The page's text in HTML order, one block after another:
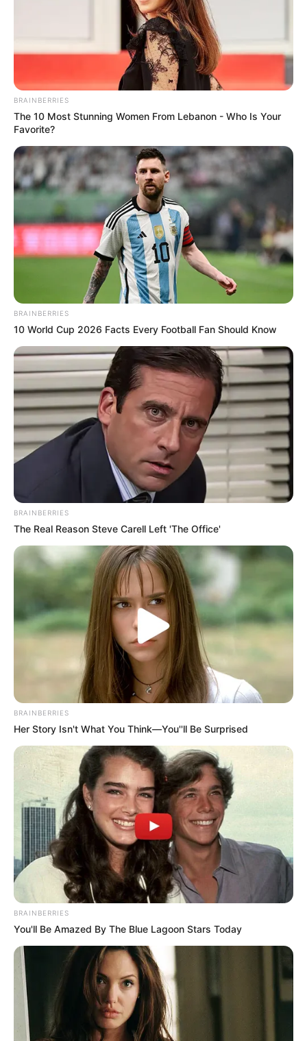
Stadt/Ort: Neckarsulm
Beginn: 08.12.2026 20:00 Uhr
Ende: 08.12.2026 22:30 Uhr
Eintrittspreis: 58,00
Weitere Informationen:www.glenn-miller.de
Bilder von Sehenswürdigkeiten mit touristischen
Informationen über Bad Wimpfen:
Weitere Informationen über Bad Wimpfen im
Internet:
www.badwimpfen.de
de.wikipedia.org/wiki/Bad_Wimpfen
Talmarkt in Bad Wimpfen
Ausflugsziele und Sehenswürdigkeiten im Umkreis
von Bad Wimpfen:
Gaststätten in und um Bad Wimpfen
Umkreissuche Tourismus Bad Wimpfen
Museen in und um Bad Wimpfen
Kinderausflugsziele für Bad Wimpfen
Kindergeburtstag feiern
Schlösser und Burgen in und um Bad Wimpfen
Tagesausflugsziele für Bad Wimpfen
Bademöglichkeiten
Wandern
Kinoprogramm
Angebote für Behinderte
Aussichtstürme
Kletterparks
Tier- und Zooparks
Fremdenverkehrsamt und Tourist Information
BRAINBERRIES
The 10 Most Stunning Women From Lebanon - Who Is Your
Favorite?
BRAINBERRIES
10 World Cup 2026 Facts Every Football Fan Should Know
BRAINBERRIES
The Real Reason Steve Carell Left 'The Office'
BRAINBERRIES
Her Story Isn't What You Think—You''ll Be Surprised
BRAINBERRIES
You'll Be Amazed By The Blue Lagoon Stars Today